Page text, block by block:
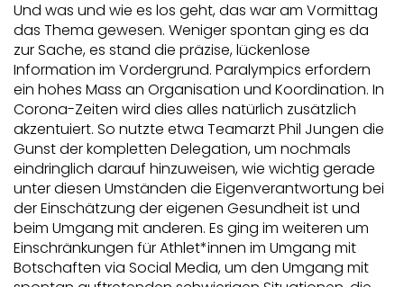
Und was und wie es los geht, das war am Vormittag
das Thema gewesen. Weniger spontan ging es da
zur Sache, es stand die präzise, lückenlose
Information im Vordergrund. Paralympics erfordern
ein hohes Mass an Organisation und Koordination. In
Corona-Zeiten wird dies alles natürlich zusätzlich
akzentuiert. So nutzte etwa Teamarzt Phil Jungen die
Gunst der kompletten Delegation, um nochmals
eindringlich darauf hinzuweisen, wie wichtig gerade
unter diesen Umständen die Eigenverantwortung bei
der Einschätzung der eigenen Gesundheit ist und
beim Umgang mit anderen. Es ging im weiteren um
Einschränkungen für Athlet*innen im Umgang mit
Botschaften via Social Media, um den Umgang mit